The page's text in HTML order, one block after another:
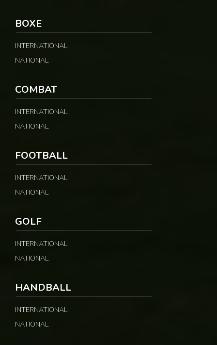
BOXE
INTERNATIONAL
NATIONAL
COMBAT
INTERNATIONAL
NATIONAL
FOOTBALL
INTERNATIONAL
NATIONAL
GOLF
INTERNATIONAL
NATIONAL
HANDBALL
INTERNATIONAL
NATIONAL